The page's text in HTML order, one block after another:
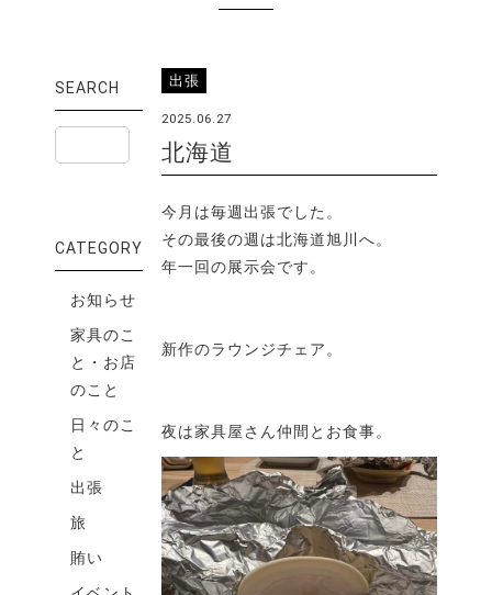
出張
2025.06.27
北海道
今月は毎週出張でした。
その最後の週は北海道旭川へ。
年一回の展示会です。
新作のラウンジチェア。
夜は家具屋さん仲間とお食事。
SEARCH
CATEGORY
お知らせ
家具のこ
と・お店
のこと
日々のこ
と
出張
旅
賄い